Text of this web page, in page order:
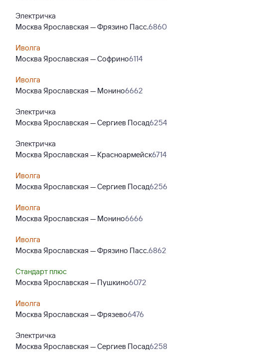
Электричка
Москва Ярославская — Фрязино Пасс.6860
Иволга
Москва Ярославская — Софрино6114
Иволга
Москва Ярославская — Монино6662
Электричка
Москва Ярославская — Сергиев Посад6254
Электричка
Москва Ярославская — Красноармейск6714
Иволга
Москва Ярославская — Сергиев Посад6256
Иволга
Москва Ярославская — Монино6666
Иволга
Москва Ярославская — Фрязино Пасс.6862
Стандарт плюс
Москва Ярославская — Пушкино6072
Иволга
Москва Ярославская — Фрязево6476
Электричка
Москва Ярославская — Сергиев Посад6258